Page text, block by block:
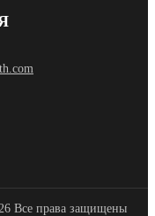
Все права защищены